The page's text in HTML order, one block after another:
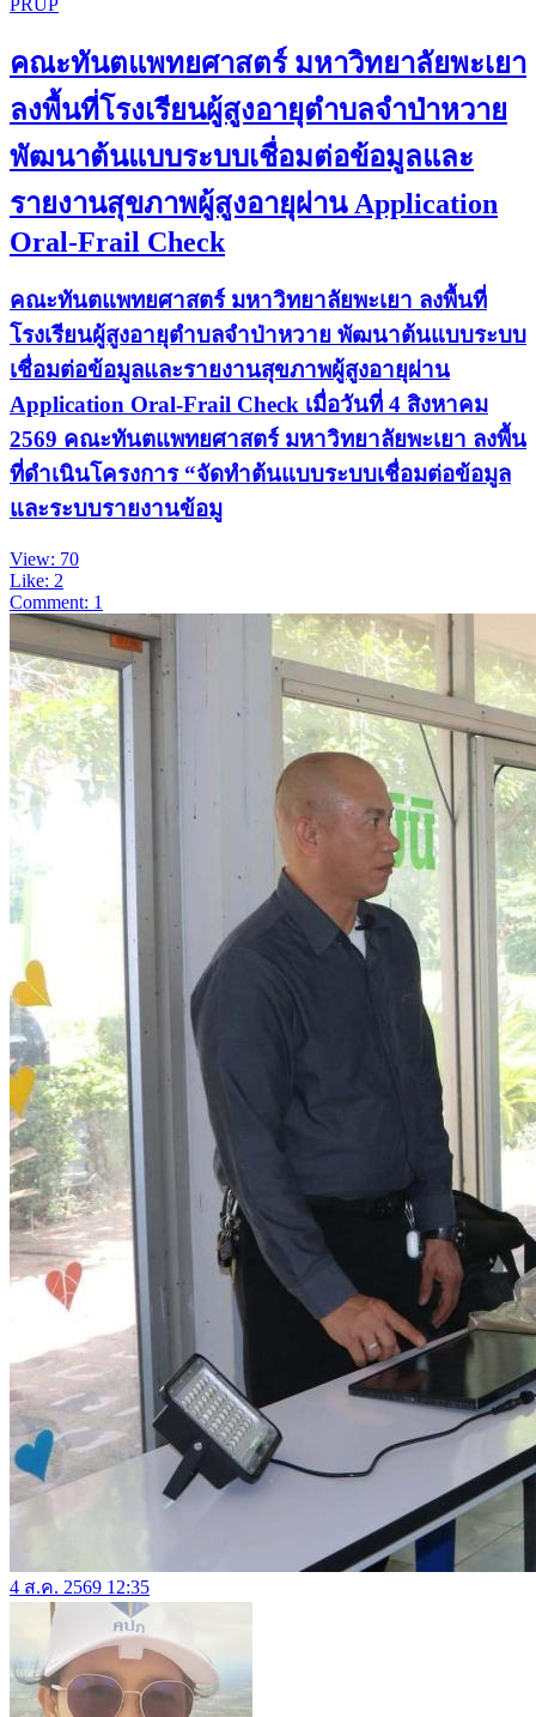
PRUP
คณะทันตแพทยศาสตร์ มหาวิทยาลัยพะเยา
ลงพื้นที่โรงเรียนผู้สูงอายุตำบลจำป่าหวาย
พัฒนาต้นแบบระบบเชื่อมต่อข้อมูลและ
รายงานสุขภาพผู้สูงอายุผ่าน Application
Oral-Frail Check
คณะทันตแพทยศาสตร์ มหาวิทยาลัยพะเยา ลงพื้นที่
โรงเรียนผู้สูงอายุตำบลจำป่าหวาย พัฒนาต้นแบบระบบ
เชื่อมต่อข้อมูลและรายงานสุขภาพผู้สูงอายุผ่าน
Application Oral-Frail Check เมื่อวันที่ 4 สิงหาคม
2569 คณะทันตแพทยศาสตร์ มหาวิทยาลัยพะเยา ลงพื้น
ที่ดำเนินโครงการ “จัดทำต้นแบบระบบเชื่อมต่อข้อมูล
และระบบรายงานข้อมู
View: 70
Like: 2
Comment: 1
4 ส.ค. 2569 12:35